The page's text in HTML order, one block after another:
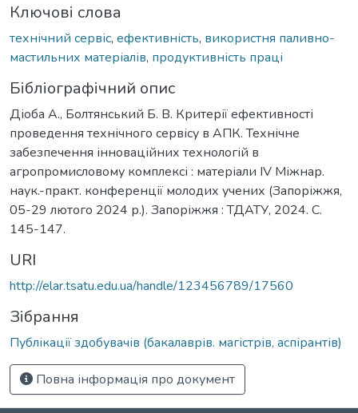
Ключові слова
технічний сервіс, ефективність, використня паливно-
мастильних матеріалів, продуктивність праці
Бібліографічний опис
Діоба А., Болтянський Б. В. Критерії ефективності
проведення технічного сервісу в АПК. Технічне
забезпечення інноваційних технологій в
агропромисловому комплексі : матеріали IV Міжнар.
наук.-практ. конференції молодих учених (Запоріжжя,
05-29 лютого 2024 р.). Запоріжжя : ТДАТУ, 2024. С.
145-147.
URI
http://elar.tsatu.edu.ua/handle/123456789/17560
Зібрання
Публікації здобувачів (бакалаврів. магістрів, аспірантів)
Повна інформація про документ